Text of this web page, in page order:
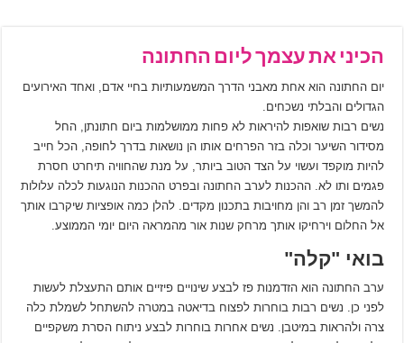
הכיני את עצמך ליום החתונה
יום החתונה הוא אחת מאבני הדרך המשמעותיות בחיי אדם, ואחד האירועים
הגדולים והבלתי נשכחים.
נשים רבות שואפות להיראות לא פחות ממושלמות ביום חתונתן, החל
מסידור השיער וכלה בזר הפרחים אותו הן נושאות בדרך לחופה, הכל חייב
להיות מוקפד ועשוי על הצד הטוב ביותר, על מנת שהחוויה תיחרט חסרת
פגמים ותו לא. ההכנות לערב החתונה ובפרט ההכנות הנוגעות לכלה עלולות
להמשך זמן רב והן מחויבות בתכנון מקדים. להלן כמה אופציות שיקרבו אותך
אל החלום וירחיקו אותך מרחק שנות אור מהמראה היום יומי הממוצע.
בואי "קלה"
ערב החתונה הוא הזדמנות פז לבצע שינויים פיזיים אותם התעצלת לעשות
לפני כן. נשים רבות בוחרות לפצוח בדיאטה במטרה להשתחל לשמלת כלה
צרה ולהראות במיטבן. נשים אחרות בוחרות לבצע ניתוח הסרת משקפיים